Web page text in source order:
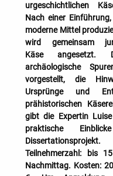
urgeschichtlichen
Nach einer
moderne Mittel
wird gemeinsam
Käse angesetzt.
archäologische
vorgestellt, die
Ursprünge und
prähistorischen
gibt die Expertin
praktische
Teilnehmerzahl: bis
Nachmittag. Kosten: